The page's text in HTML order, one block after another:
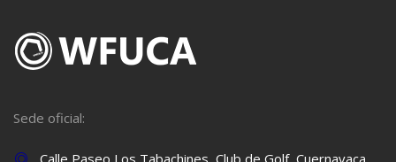
Sede oficial:
Calle Paseo Los Tabachines, Club de Golf, Cuernavaca,